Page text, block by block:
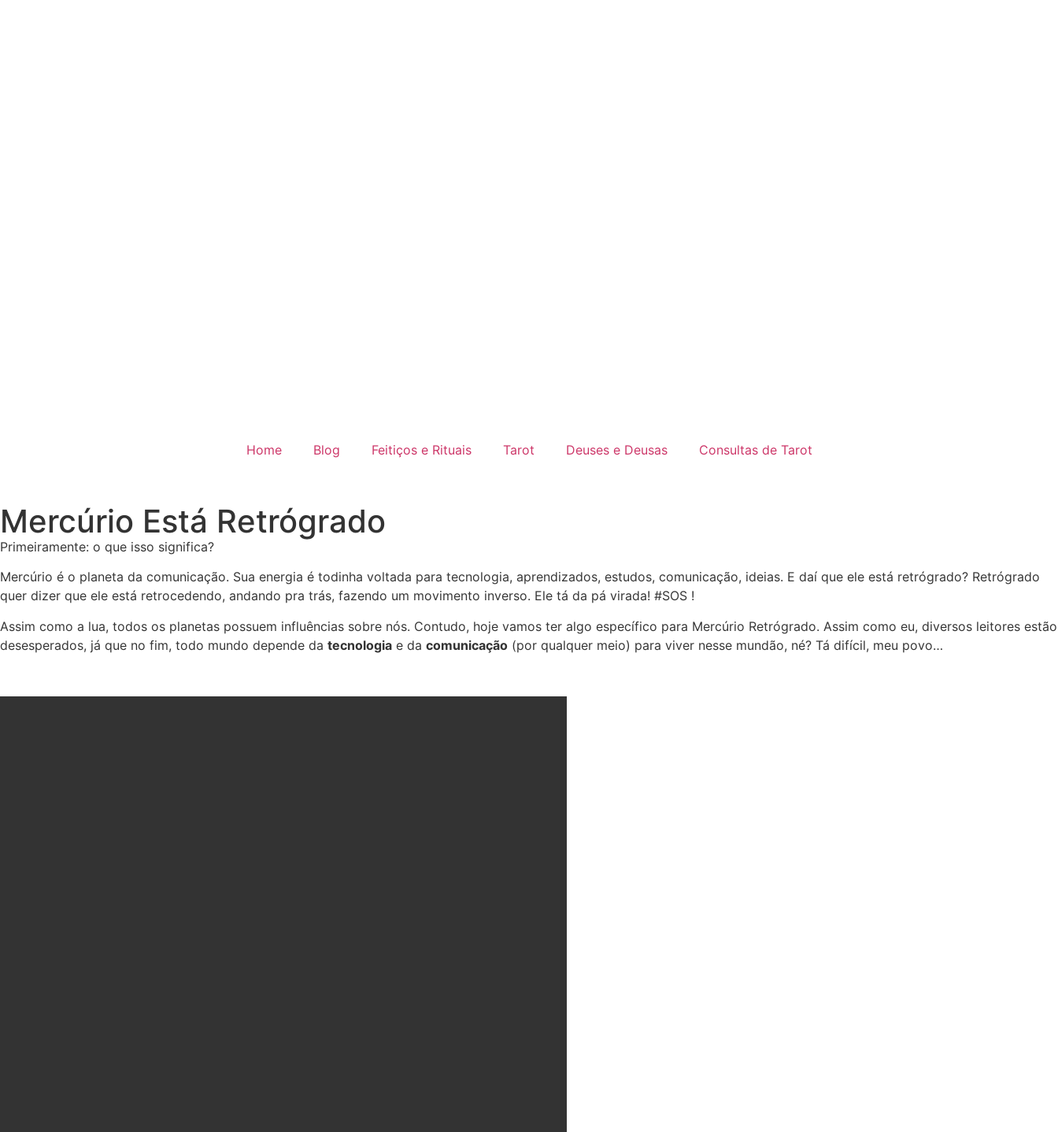
Home Blog Feitiços e Rituais Tarot Deuses e Deusas Consultas de Tarot
Mercúrio Está Retrógrado
Primeiramente: o que isso significa?
Mercúrio é o planeta da comunicação. Sua energia é todinha voltada para tecnologia, aprendizados, estudos, comunicação, ideias. E daí que ele está retrógrado? Retrógrado
quer dizer que ele está retrocedendo, andando pra trás, fazendo um movimento inverso. Ele tá da pá virada! #SOS !
Assim como a lua, todos os planetas possuem influências sobre nós. Contudo, hoje vamos ter algo específico para Mercúrio Retrógrado. Assim como eu, diversos leitores estão
desesperados, já que no fim, todo mundo depende da tecnologia e da comunicação (por qualquer meio) para viver nesse mundão, né? Tá difícil, meu povo…